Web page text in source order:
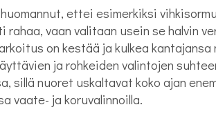
huomannut, ettei esimerkiksi
rahaa, vaan valitaan usein se halvin
on kestää ja kulkea
ja rohkeiden valintojen
sillä nuoret uskaltavat koko ajan
vaate- ja koruvalinnoilla.